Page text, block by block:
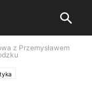
z Przemysławem